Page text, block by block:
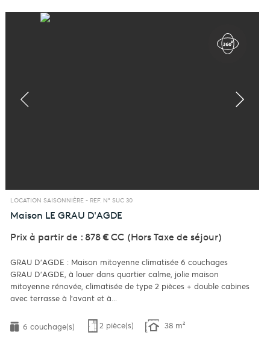
LOCATION SAISONNIÈRE - REF. N° SUC 30
Maison LE GRAU D'AGDE
Prix à partir de : 878 €CC (Hors Taxe de séjour)
GRAU D'AGDE : Maison mitoyenne climatisée 6 couchages
GRAU D'AGDE, à louer dans quartier calme, jolie maison
mitoyenne rénovée, climatisée de type 2 pièces + double cabines
avec terrasse à l'avant et à...
6 couchage(s) 2 pièce(s) 38 m²